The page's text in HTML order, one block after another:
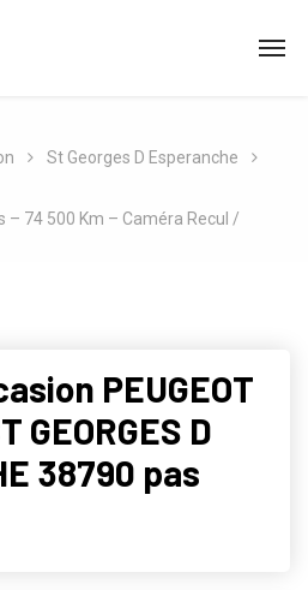
St Georges D Esperanche
– 74 500 Km – Caméra Recul /
PEUGEOT
GEORGES D
38790 pas